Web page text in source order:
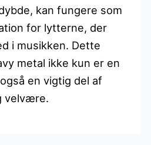
kan fungere som
for lytterne, der
i musikken. Dette
metal ikke kun er en
en vigtig del af
velvære.